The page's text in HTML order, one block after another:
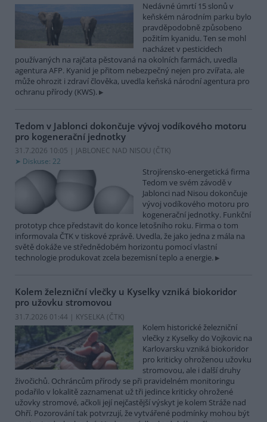
Nedávné úmrtí 15 slonů v
keňském národním parku bylo
pravděpodobně způsobeno
požitím kyanidu. Ten se mohl
nacházet v pesticidech
používaných na rajčata pěstovaná na okolních farmách, uvedla
agentura AFP. Kyanid je přitom nebezpečný nejen pro zvířata, ale
může ohrozit i zdraví člověka, uvedla keňská národní agentura pro
ochranu přírody (KWS).
Tedom v Jablonci dokončuje vývoj vodíkového motoru
pro kogenerační jednotky
31.7.2026 10:05 | JABLONEC NAD NISOU (ČTK)
Diskuse: 22
Strojírensko-energetická firma
Tedom ve svém závodě v
Jablonci nad Nisou dokončuje
vývoj vodíkového motoru pro
kogenerační jednotky. Funkční
prototyp chce představit do konce letošního roku. Firma o tom
informovala ČTK v tiskové zprávě. Uvedla, že jako jedna z mála na
světě dokáže ve střednědobém horizontu pomocí vlastní
technologie produkovat zcela bezemisní teplo a energie.
Kolem železniční vlečky u Kyselky vzniká biokoridor
pro užovku stromovou
31.7.2026 01:44 | KYSELKA (ČTK)
Kolem historické železniční
vlečky z Kyselky do Vojkovic na
Karlovarsku vzniká biokoridor
pro kriticky ohroženou užovku
stromovou, ale i další druhy
živočichů. Ochráncům přírody se při pravidelném monitoringu
podařilo v lokalitě zaznamenat už tři jedince kriticky ohrožené
užovky stromové, ačkoli její nejčastější výskyt je kolem Stráže nad
Ohří. Pozorování tak potvrzují, že vytvářené podmínky mohou být